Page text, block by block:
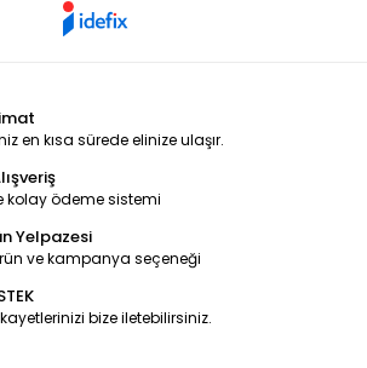
en kısa sürede elinize ulaşır.
kolay ödeme sistemi
Yelpazesi
ve kampanya seçeneği
bize iletebilirsiniz.